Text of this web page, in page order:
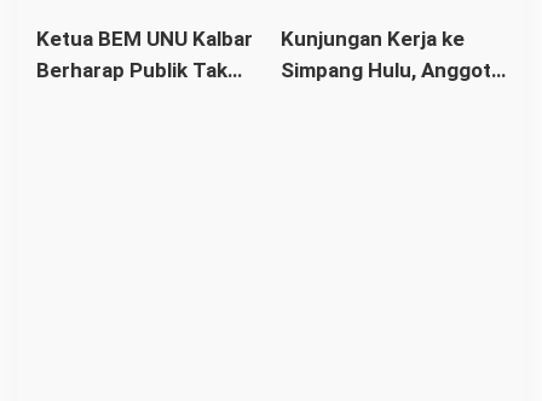
Ciptakan Kesenjangan
Baru
Wilayah Terpencil
hingga Air Upas
Ketua BEM UNU Kalbar
Berharap Publik Tak
Kunjungan Kerja ke
Simpang Hulu, Anggota